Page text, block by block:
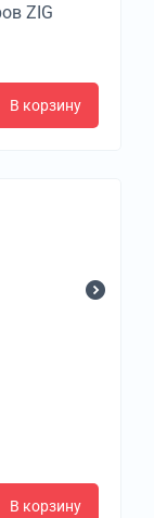
ZIG
В корзину
В корзину